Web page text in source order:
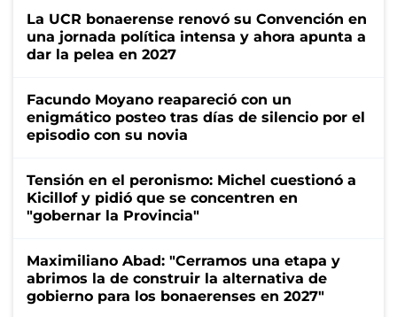
La UCR bonaerense renovó su Convención en
una jornada política intensa y ahora apunta a
dar la pelea en 2027
Facundo Moyano reapareció con un
enigmático posteo tras días de silencio por el
episodio con su novia
Tensión en el peronismo: Michel cuestionó a
Kicillof y pidió que se concentren en
"gobernar la Provincia"
Maximiliano Abad: "Cerramos una etapa y
abrimos la de construir la alternativa de
gobierno para los bonaerenses en 2027"